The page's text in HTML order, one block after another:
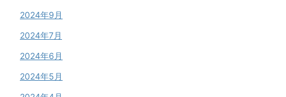
2024年9月
2024年7月
2024年6月
2024年5月